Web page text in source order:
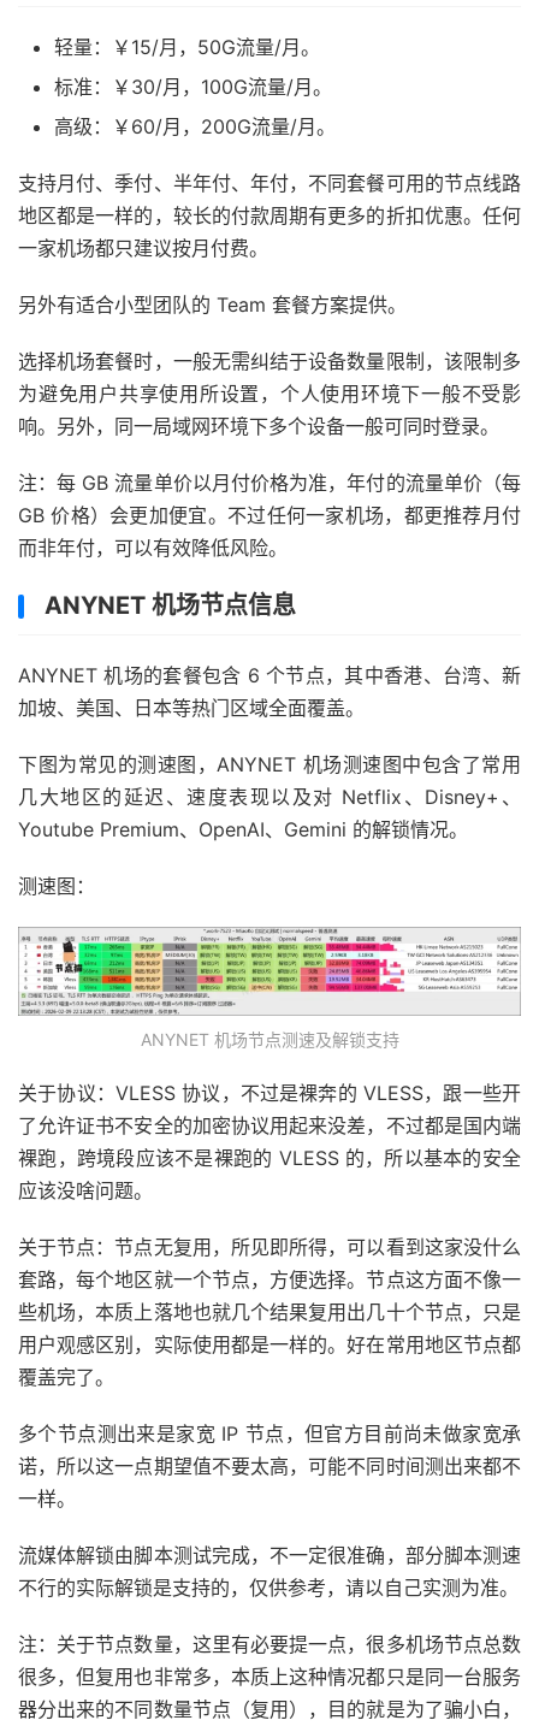
轻量：￥15/月，50G流量/月。
标准：￥30/月，100G流量/月。
高级：￥60/月，200G流量/月。
支持月付、季付、半年付、年付，不同套餐可用的节点线路
地区都是一样的，较长的付款周期有更多的折扣优惠。任何
一家机场都只建议按月付费。
另外有适合小型团队的 Team 套餐方案提供。
选择机场套餐时，一般无需纠结于设备数量限制，该限制多
为避免用户共享使用所设置，个人使用环境下一般不受影
响。另外，同一局域网环境下多个设备一般可同时登录。
注：每 GB 流量单价以月付价格为准，年付的流量单价（每
GB 价格）会更加便宜。不过任何一家机场，都更推荐月付
而非年付，可以有效降低风险。
ANYNET 机场节点信息
ANYNET 机场的套餐包含 6 个节点，其中香港、台湾、新
加坡、美国、日本等热门区域全面覆盖。
下图为常见的测速图，ANYNET 机场测速图中包含了常用
几大地区的延迟、速度表现以及对 Netflix、Disney+、
Youtube Premium、OpenAI、Gemini 的解锁情况。
测速图：
ANYNET 机场节点测速及解锁支持
关于协议：VLESS 协议，不过是裸奔的 VLESS，跟一些开
了允许证书不安全的加密协议用起来没差，不过都是国内端
裸跑，跨境段应该不是裸跑的 VLESS 的，所以基本的安全
应该没啥问题。
关于节点：节点无复用，所见即所得，可以看到这家没什么
套路，每个地区就一个节点，方便选择。节点这方面不像一
些机场，本质上落地也就几个结果复用出几十个节点，只是
用户观感区别，实际使用都是一样的。好在常用地区节点都
覆盖完了。
多个节点测出来是家宽 IP 节点，但官方目前尚未做家宽承
诺，所以这一点期望值不要太高，可能不同时间测出来都不
一样。
流媒体解锁由脚本测试完成，不一定很准确，部分脚本测速
不行的实际解锁是支持的，仅供参考，请以自己实测为准。
注：关于节点数量，这里有必要提一点，很多机场节点总数
很多，但复用也非常多，本质上这种情况都只是同一台服务
器分出来的不同数量节点（复用），目的就是为了骗小白，